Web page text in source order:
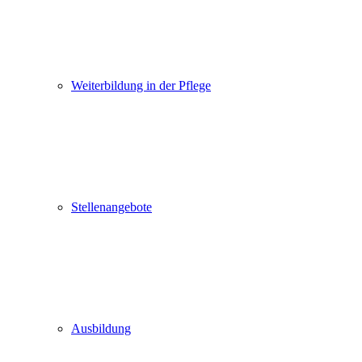
Weiterbildung in der Pflege
Stellenangebote
Ausbildung